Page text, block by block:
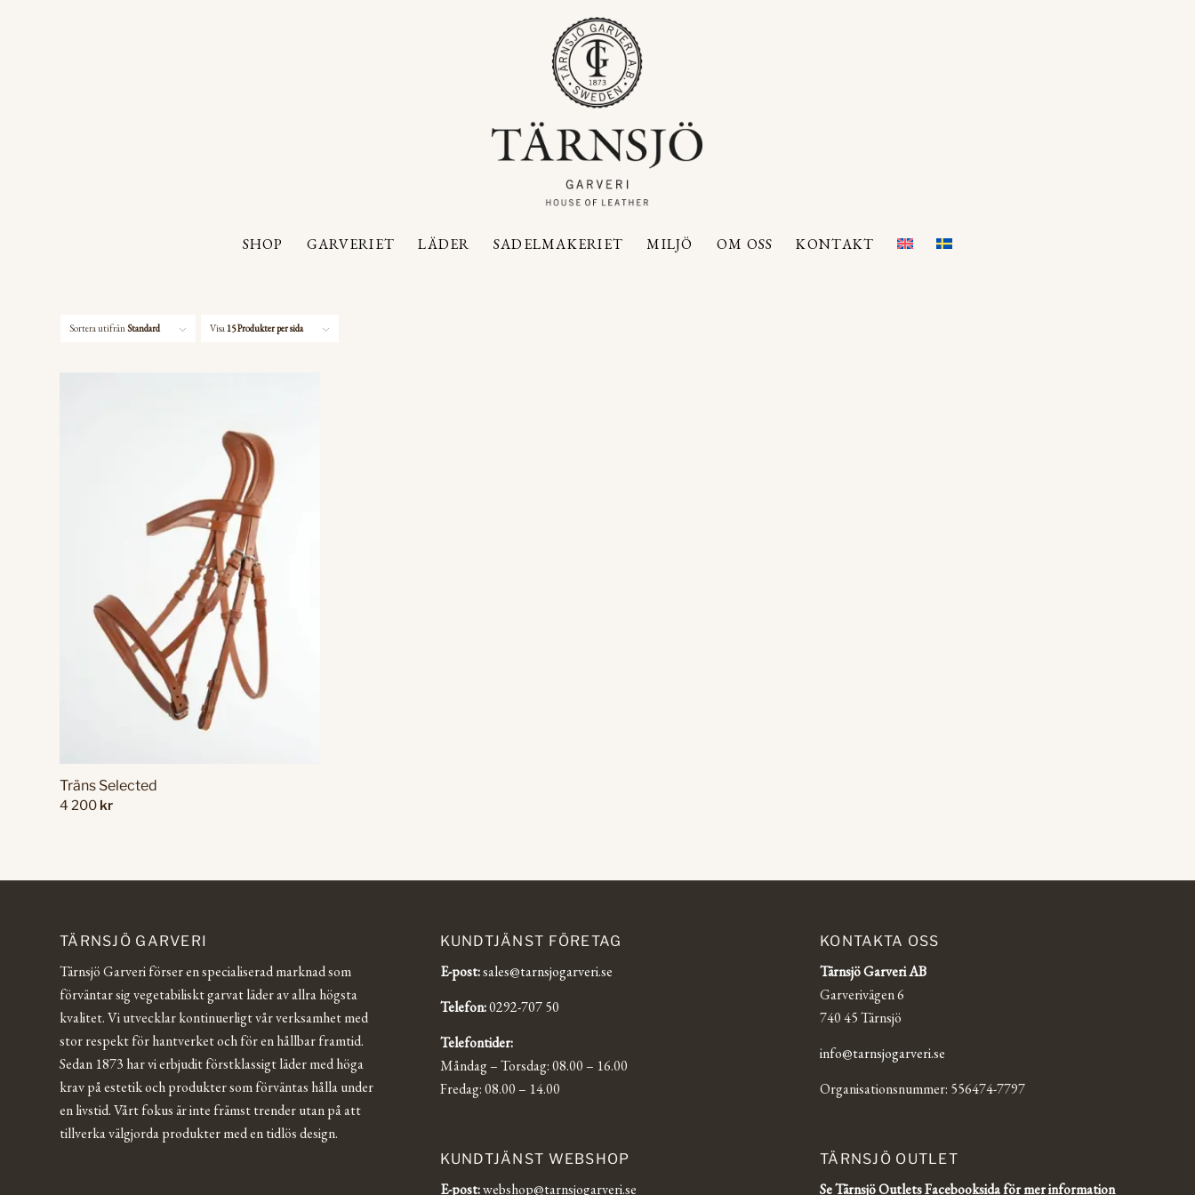
SHOP GARVERIET LÄDER SADELMAKERIET MILJÖ OM OSS KONTAKT
Sortera utifrånStandard Visa15 Produkter per sida
Träns Selected
4 200 kr
TÄRNSJÖ GARVERI
Tärnsjö Garveri förser en specialiserad marknad som
förväntar sig vegetabiliskt garvat läder av allra högsta
kvalitet. Vi utvecklar kontinuerligt vår verksamhet med
stor respekt för hantverket och för en hållbar framtid.
Sedan 1873 har vi erbjudit förstklassigt läder med höga
krav på estetik och produkter som förväntas hålla under
en livstid. Vårt fokus är inte främst trender utan på att
tillverka välgjorda produkter med en tidlös design.
KUNDTJÄNST FÖRETAG
E-post:sales@tarnsjogarveri.se
Telefon:0292-707 50
Telefontider:
Måndag – Torsdag: 08.00 – 16.00
Fredag: 08.00 – 14.00
KUNDTJÄNST WEBSHOP
E-post:webshop@tarnsjogarveri.se
KONTAKTA OSS
Tärnsjö Garveri AB
Garverivägen 6
740 45 Tärnsjö
info@tarnsjogarveri.se
Organisationsnummer: 556474-7797
TÄRNSJÖ OUTLET
Se Tärnsjö Outlets Facebooksida för mer information